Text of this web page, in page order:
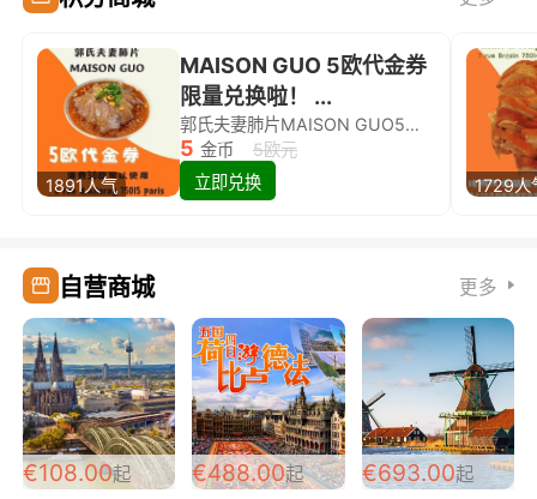
1891人气
MAISON GUO 5欧代金券
限量兑换啦！ ...
郭氏夫妻肺片MAISON GUO5欧代金券限量兑换啦！
5 金币
5欧元
立即兑换
1729人
自营商城 更多
€108.00起 €488.00起 €693.00起